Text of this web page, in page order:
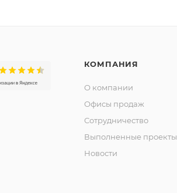
КОМПАНИЯ
О компании
Офисы продаж
Сотрудничество
Выполненные проекты
Новости